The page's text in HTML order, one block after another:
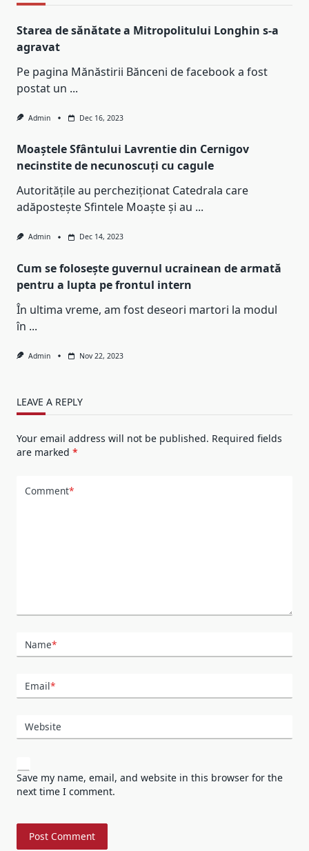
Starea de sănătate a Mitropolitului Longhin s-a
agravat
Pe pagina Mănăstirii Bănceni de facebook a fost
postat un ...
Admin Dec 16, 2023
Moaștele Sfântului Lavrentie din Cernigov
necinstite de necunoscuți cu cagule
Autoritățile au percheziționat Catedrala care
adăpostește Sfintele Moaște și au ...
Admin Dec 14, 2023
Cum se folosește guvernul ucrainean de armată
pentru a lupta pe frontul intern
În ultima vreme, am fost deseori martori la modul
în ...
Admin Nov 22, 2023
LEAVE A REPLY
Your email address will not be published. Required fields
are marked *
Comment*
Name*
Email*
Website
Save my name, email, and website in this browser for the
next time I comment.